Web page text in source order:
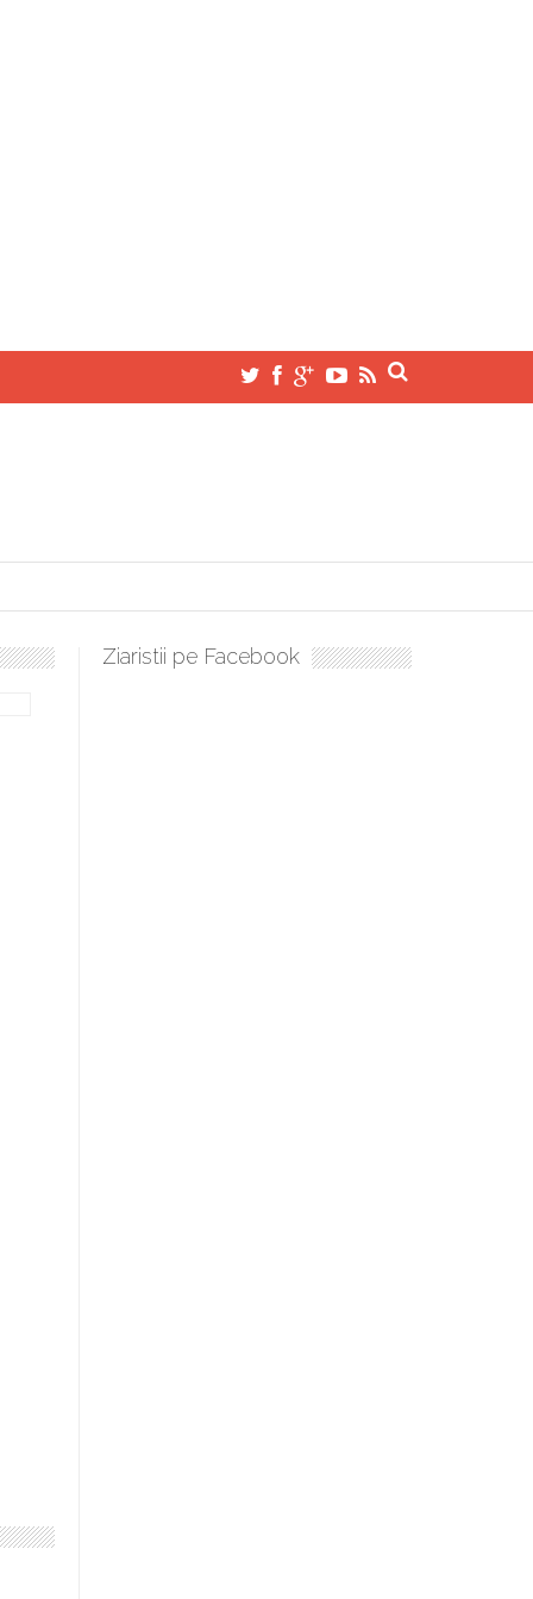
sculați, boieri mari! Sara Nukina are nevoie de ajutorul
Ziaristii pe Facebook